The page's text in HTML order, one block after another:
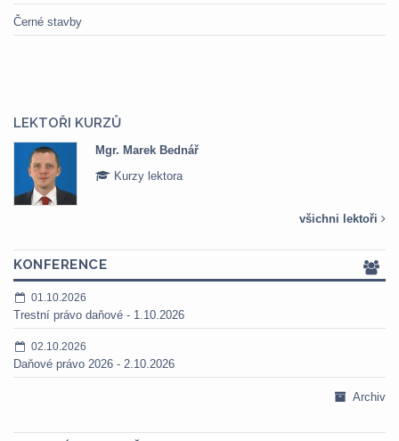
Černé stavby
LEKTOŘI KURZŮ
Mgr. Marek Bednář
Kurzy lektora
všichni lektoři
KONFERENCE
01.10.2026
Trestní právo daňové - 1.10.2026
02.10.2026
Daňové právo 2026 - 2.10.2026
Archiv